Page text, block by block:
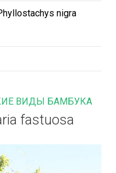
nigra
ВИДЫ БАМБУКА
fastuosa